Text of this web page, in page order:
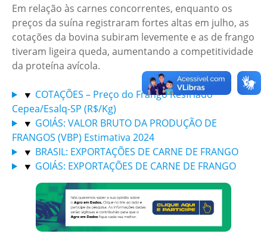
Em relação às carnes concorrentes, enquanto os
preços da suína registraram fortes altas em julho, as
cotações da bovina subiram levemente e as de frango
tiveram ligeira queda, aumentando a competitividade
da proteína avícola.
COTAÇÕES – Preço do Frango Resfriado
Cepea/Esalq-SP (R$/Kg)
GOIÁS: VALOR BRUTO DA PRODUÇÃO DE
FRANGOS (VBP) Estimativa 2024
BRASIL: EXPORTAÇÕES DE CARNE DE FRANGO
GOIÁS: EXPORTAÇÕES DE CARNE DE FRANGO